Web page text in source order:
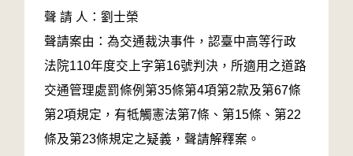
聲 請 人：劉士榮
聲請案由：為交通裁決事件，認臺中高等行政
法院110年度交上字第16號判決，所適用之道路
交通管理處罰條例第35條第4項第2款及第67條
第2項規定，有牴觸憲法第7條、第15條、第22
條及第23條規定之疑義，聲請解釋案。